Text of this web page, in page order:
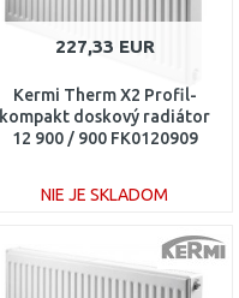
227,33 EUR
Kermi Therm X2 Profil-
kompakt doskový radiátor
12 900 / 900 FK0120909
NIE JE SKLADOM
DO KOŠÍKA